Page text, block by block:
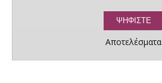
Αποτελέσματα